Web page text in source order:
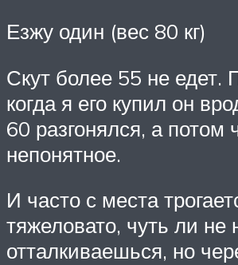
Езжу один (вес 80 кг)
Скут более 55 не едет.
когда я его купил он
60 разгонялся, а потом
непонятное.
И часто с места
тяжеловато, чуть ли не
отталкиваешься, но